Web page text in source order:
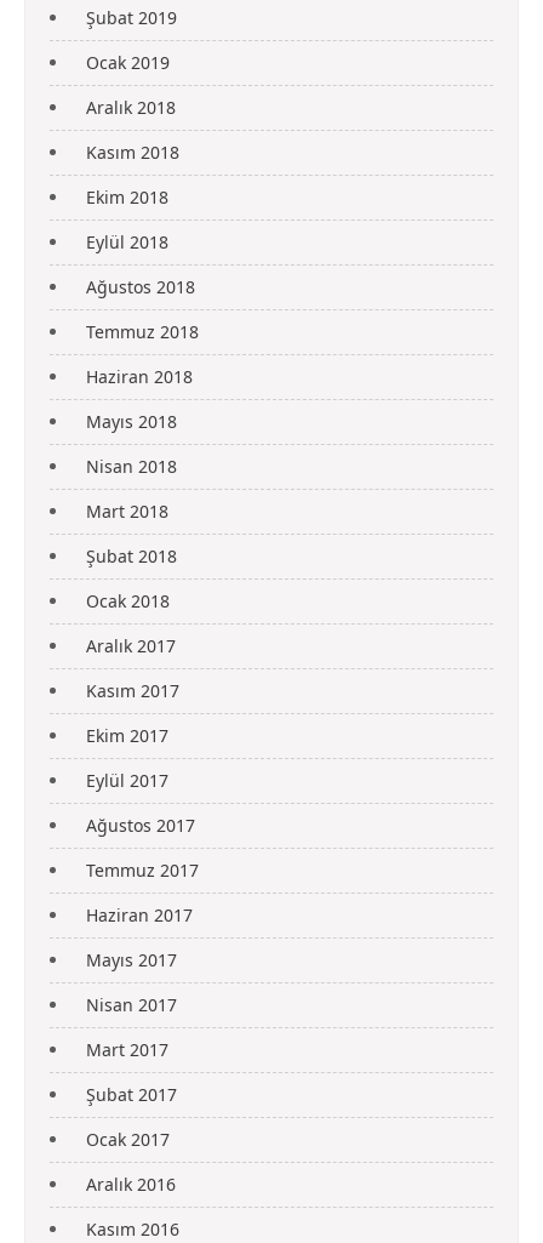
Şubat 2019
Ocak 2019
Aralık 2018
Kasım 2018
Ekim 2018
Eylül 2018
Ağustos 2018
Temmuz 2018
Haziran 2018
Mayıs 2018
Nisan 2018
Mart 2018
Şubat 2018
Ocak 2018
Aralık 2017
Kasım 2017
Ekim 2017
Eylül 2017
Ağustos 2017
Temmuz 2017
Haziran 2017
Mayıs 2017
Nisan 2017
Mart 2017
Şubat 2017
Ocak 2017
Aralık 2016
Kasım 2016